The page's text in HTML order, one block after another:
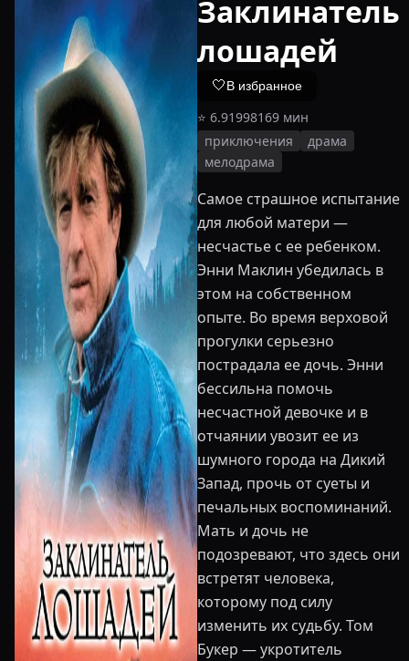
Заклинатель
лошадей
🤍В избранное
⭐ 6.91998169 мин
приключения
драма
мелодрама
Самое страшное испытание
для любой матери —
несчастье с ее ребенком.
Энни Маклин убедилась в
этом на собственном
опыте. Во время верховой
прогулки серьезно
пострадала ее дочь. Энни
бессильна помочь
несчастной девочке и в
отчаянии увозит ее из
шумного города на Дикий
Запад, прочь от суеты и
печальных воспоминаний.
Мать и дочь не
подозревают, что здесь они
встретят человека,
которому под силу
изменить их судьбу. Том
Букер — укротитель